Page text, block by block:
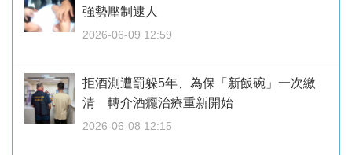
強勢壓制逮人
2026-06-09 12:59
拒酒測遭罰躲5年、為保「新飯碗」一次繳
清 轉介酒癮治療重新開始
2026-06-08 12:15